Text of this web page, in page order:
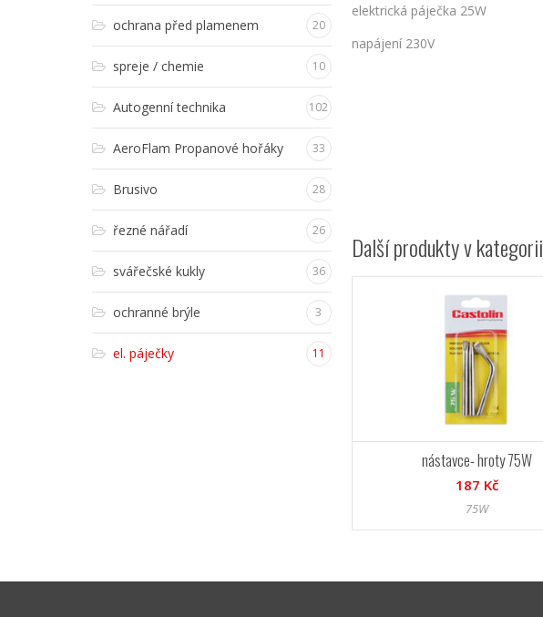
ochrana před plamenem 20
spreje / chemie 10
Autogenní technika 102
AeroFlam Propanové hořáky 33
Brusivo 28
řezné nářadí 26
svářečské kukly 36
ochranné brýle 3
el. páječky 11
elektrická páječka 25W
napájení 230V
Další produkty v kategorii
nástavce- hroty 75W
187 Kč
75W